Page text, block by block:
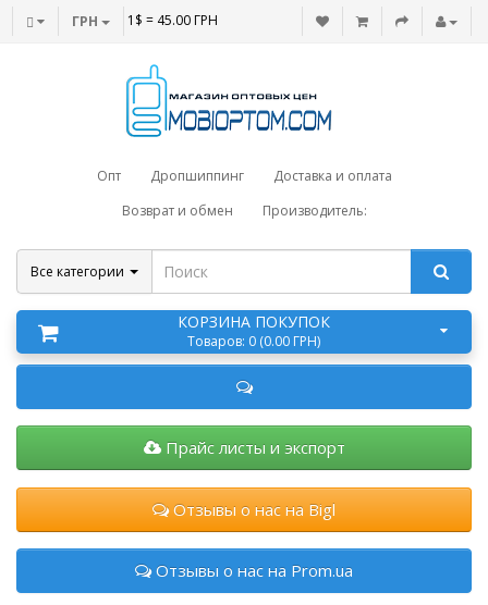
ГРН 1$ = 45.00 ГРН
Опт Дропшиппинг
Доставка и оплата
Возврат и обмен
Производитель:
Все категории
КОРЗИНА ПОКУПОК
Товаров: 0 (0.00 ГРН)
Прайс листы и экспорт
Отзывы о нас на Bigl
Отзывы о нас на Prom.ua